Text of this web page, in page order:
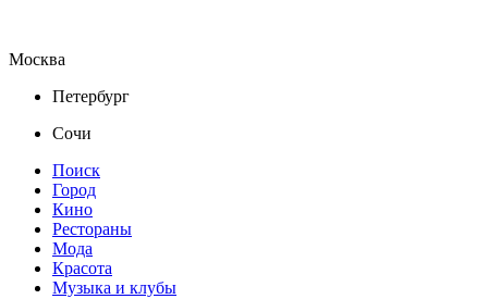
Москва
Петербург
Сочи
Поиск
Город
Кино
Рестораны
Мода
Красота
Музыка и клубы